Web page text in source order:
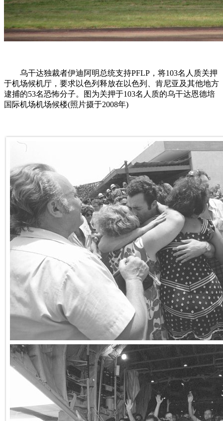
乌干达独裁者伊迪阿明总统支持PFLP，将103名人质关押
于机场候机厅，要求以色列释放在以色列、肯尼亚及其他地方
逮捕的53名恐怖分子。图为关押于103名人质的乌干达恩德培
国际机场机场候楼(照片摄于2008年)